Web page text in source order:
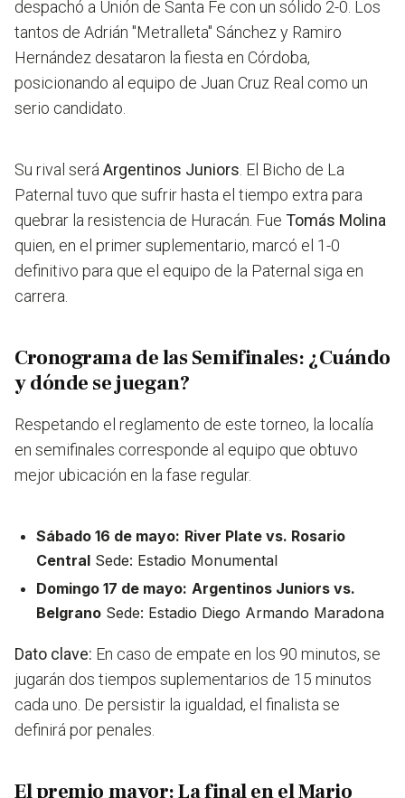
despachó a Unión de Santa Fe con un sólido 2-0. Los
tantos de Adrián "Metralleta" Sánchez y Ramiro
Hernández desataron la fiesta en Córdoba,
posicionando al equipo de Juan Cruz Real como un
serio candidato.
Su rival será Argentinos Juniors . El Bicho de La
Paternal tuvo que sufrir hasta el tiempo extra para
quebrar la resistencia de Huracán. Fue Tomás Molina
quien, en el primer suplementario, marcó el 1-0
definitivo para que el equipo de la Paternal siga en
carrera.
Cronograma de las Semifinales: ¿Cuándo
y dónde se juegan?
Respetando el reglamento de este torneo, la localía
en semifinales corresponde al equipo que obtuvo
mejor ubicación en la fase regular.
Sábado 16 de mayo: River Plate vs. Rosario
Central Sede: Estadio Monumental
Domingo 17 de mayo: Argentinos Juniors vs.
Belgrano Sede: Estadio Diego Armando Maradona
Dato clave: En caso de empate en los 90 minutos, se
jugarán dos tiempos suplementarios de 15 minutos
cada uno. De persistir la igualdad, el finalista se
definirá por penales.
El premio mayor: La final en el Mario